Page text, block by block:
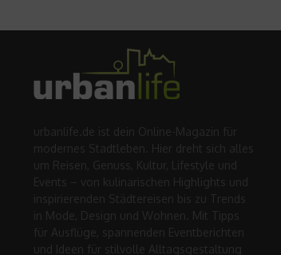
urbanlife.de ist dein Online-Magazin für
modernes Stadtleben. Hier dreht sich alles
um Reisen, Genuss, Kultur, Lifestyle und
Events – von kulinarischen Highlights und
inspirierenden Städtereisen bis zu Trends
in Mode, Design und Wohnen. Mit Tipps
für Ausflüge, spannenden Eventberichten
und Ideen für stilvolle Alltagsgestaltung